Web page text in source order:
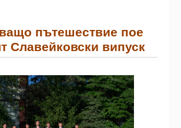
пътешествие пое
Славейковски випуск